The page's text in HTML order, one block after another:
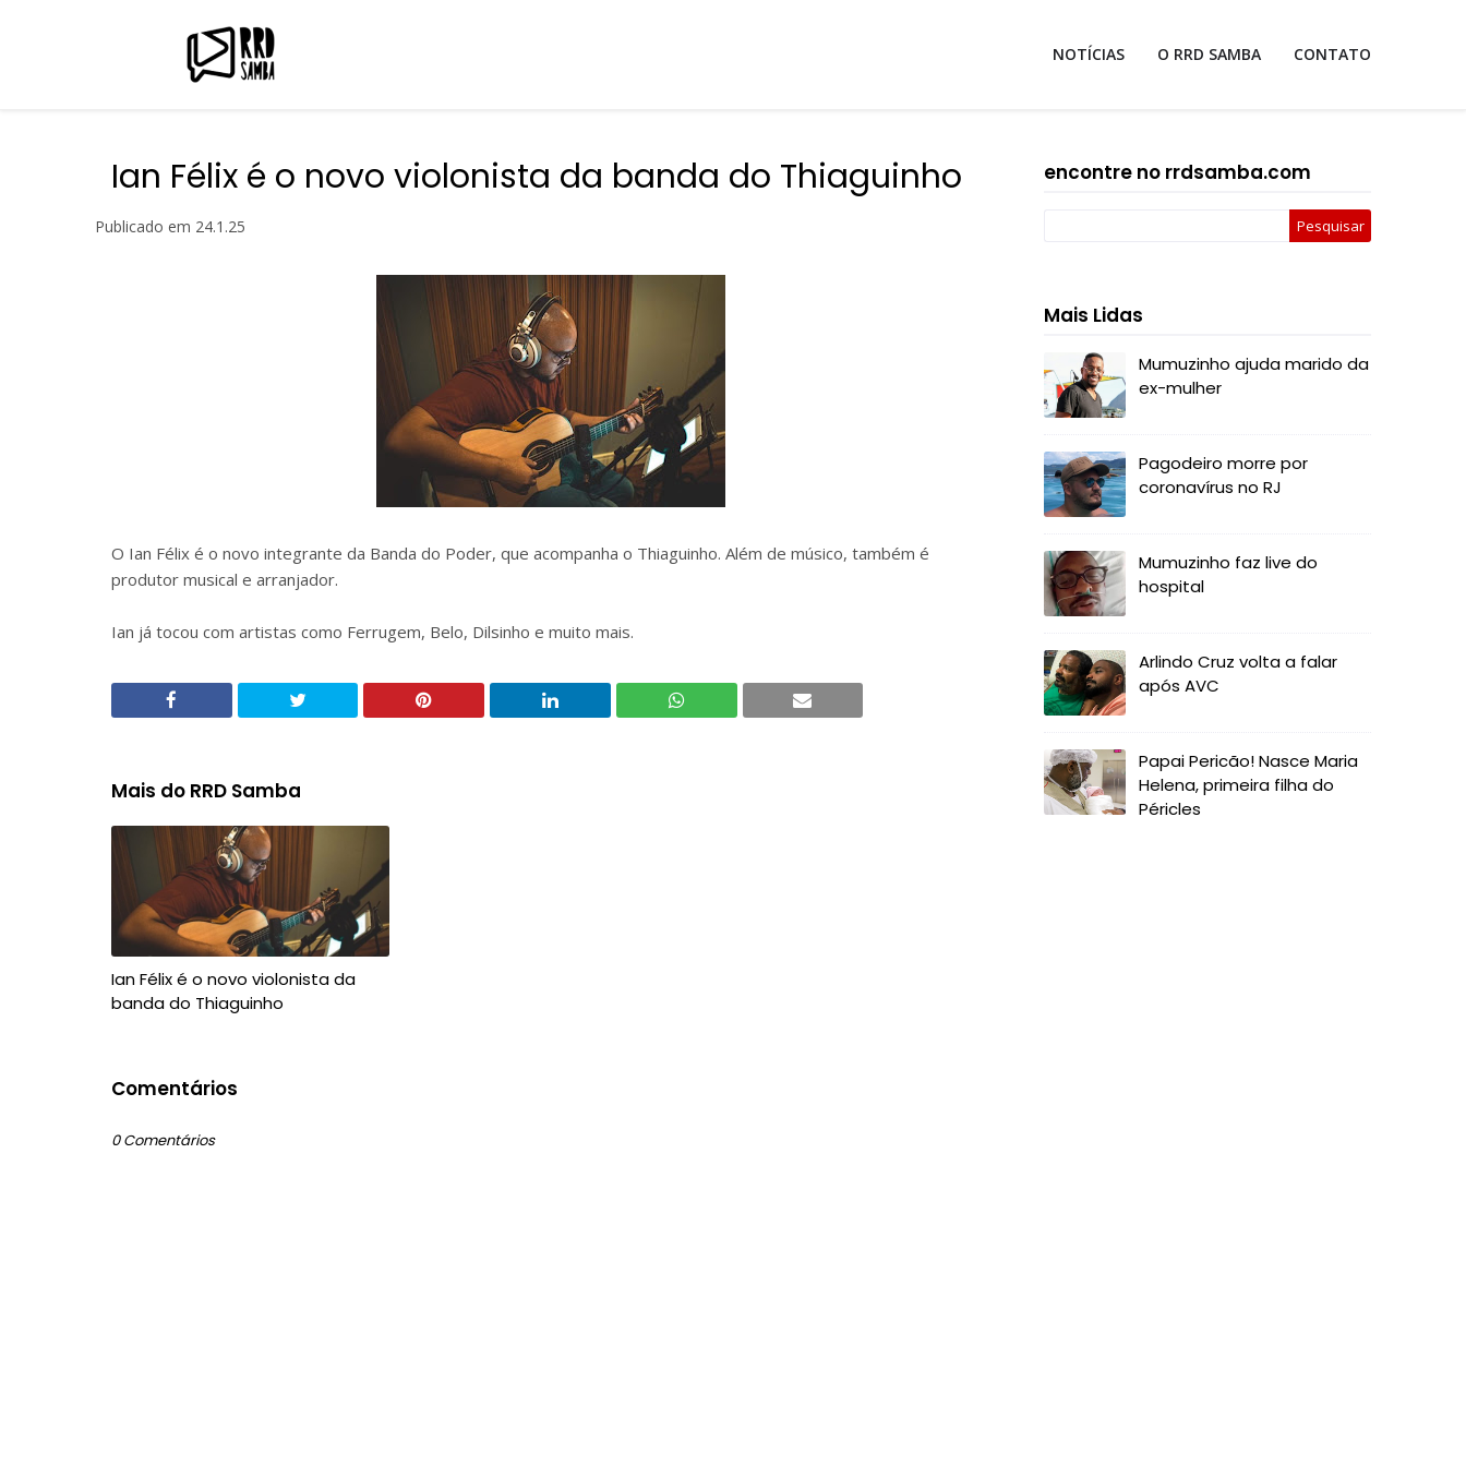
NOTÍCIAS O RRD SAMBA CONTATO
Ian Félix é o novo violonista da banda do Thiaguinho
Publicado em 24.1.25
O Ian Félix é o novo integrante da Banda do Poder, que acompanha o Thiaguinho. Além de músico, também é
produtor musical e arranjador.
Ian já tocou com artistas como Ferrugem, Belo, Dilsinho e muito mais.
Mais do RRD Samba
Ian Félix é o novo violonista da
banda do Thiaguinho
Comentários
0 Comentários
encontre no rrdsamba.com
Mais Lidas
Mumuzinho ajuda marido da
ex-mulher
Pagodeiro morre por
coronavírus no RJ
Mumuzinho faz live do
hospital
Arlindo Cruz volta a falar
após AVC
Papai Pericão! Nasce Maria
Helena, primeira filha do
Péricles